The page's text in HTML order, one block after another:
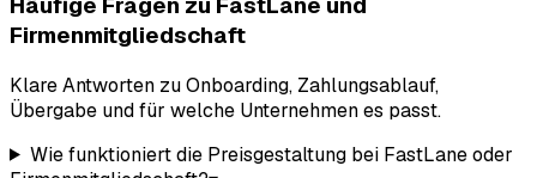
Firmenmitgliedschaft
Klare Antworten zu Onboarding, Zahlungsablauf,
Übergabe und für welche Unternehmen es passt.
Wie funktioniert die Preisgestaltung bei FastLane oder